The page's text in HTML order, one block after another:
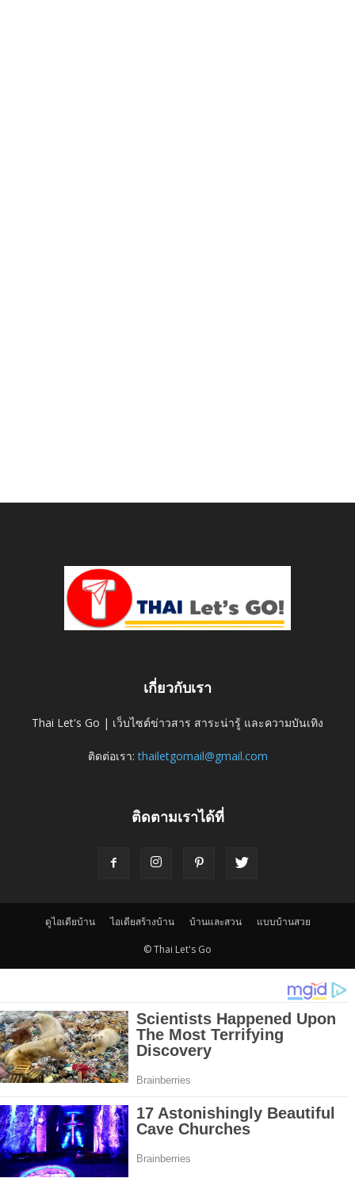
เกี่ยวกับเรา
Thai Let's Go | เว็บไซต์ข่าวสาร สาระน่ารู้ และความบันเทิง
ติดต่อเรา:thailetgomail@gmail.com
ติดตามเราได้ที่
ดูไอเดียบ้าน ไอเดียสร้างบ้าน บ้านและสวน แบบบ้านสวย
© Thai Let's Go